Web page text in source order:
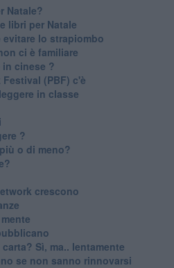
Natale?
libri per Natale
lo strapiombo
ci è familiare
in cinese ?
(PBF) c'è
in classe
?
o di meno?
crescono
Sì, ma.. lentamente
se non sanno rinnovarsi